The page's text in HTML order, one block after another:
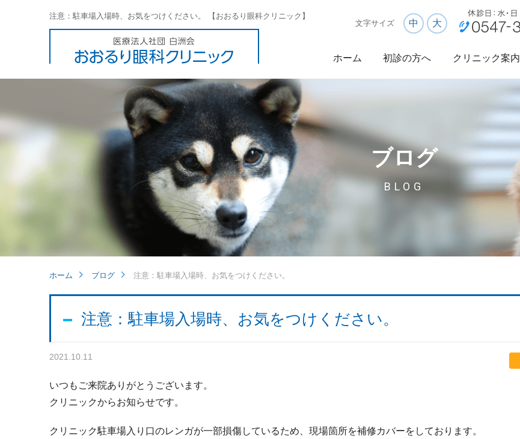
注意：駐車場入場時、お気をつけください。 【おおるり眼科クリニック】
文字サイズ
中 大
ホーム 初診の方へ クリニック案内
ブログ
BLOG
ホーム ブログ 注意：駐車場入場時、お気をつけください。
注意：駐車場入場時、お気をつけください。
2021.10.11
いつもご来院ありがとうございます。
クリニックからお知らせです。
クリニック駐車場入り口のレンガが一部損傷しているため、現場箇所を補修カバーをしております。